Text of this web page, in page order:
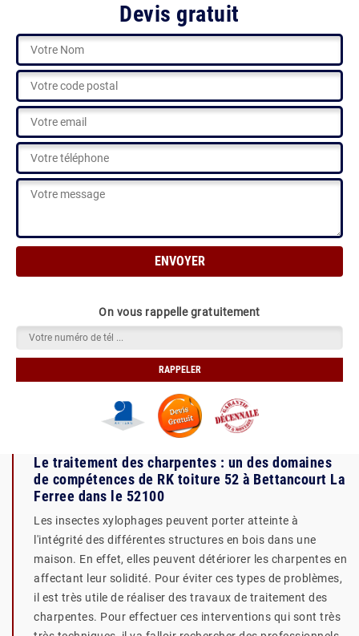
Devis gratuit
On vous rappelle gratuitement
Le traitement des charpentes : un des domaines
de compétences de RK toiture 52 à Bettancourt La
Ferree dans le 52100
Les insectes xylophages peuvent porter atteinte à
l'intégrité des différentes structures en bois dans une
maison. En effet, elles peuvent détériorer les charpentes en
affectant leur solidité. Pour éviter ces types de problèmes,
il est très utile de réaliser des travaux de traitement des
charpentes. Pour effectuer ces interventions qui sont très